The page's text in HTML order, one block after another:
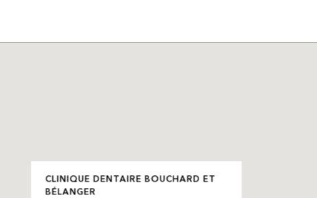
CLINIQUE DENTAIRE BOUCHARD ET
BÉLANGER